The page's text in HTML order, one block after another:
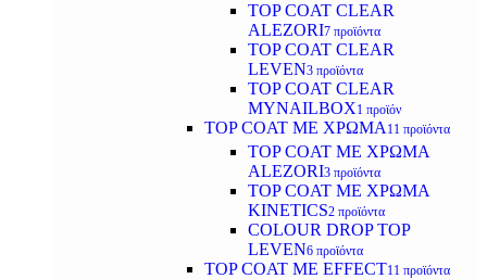
TOP COAT CLEAR
ALEZORI7 προϊόντα
TOP COAT CLEAR
LEVEN3 προϊόντα
TOP COAT CLEAR
MYNAILBOX1 προϊόν
TOP COAT ΜΕ ΧΡΩΜΑ 11 προϊόντα
TOP COAT ΜΕ ΧΡΩΜΑ
ALEZORI3 προϊόντα
TOP COAT ΜΕ ΧΡΩΜΑ
KINETICS2 προϊόντα
COLOUR DROP TOP
LEVEN6 προϊόντα
TOP COAT ΜΕ EFFECT11 προϊόντα